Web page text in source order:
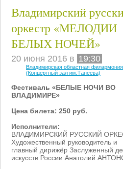
Владимирский
оркестр «МЕЛОДИИ
БЕЛЫХ НОЧЕЙ»
20 июня 2016 в 19:30
Владимирская областная филармония
(Концертный зал им.Танеева)
Фестиваль «БЕЛЫЕ НОЧИ ВО
ВЛАДИМИРЕ»
Цена билета: 250 руб.
Исполнители:
ВЛАДИМИРСКИЙ РУССКИЙ
Художественный руководитель и
главный дирижёр Заслуженный
искусств России Анатолий